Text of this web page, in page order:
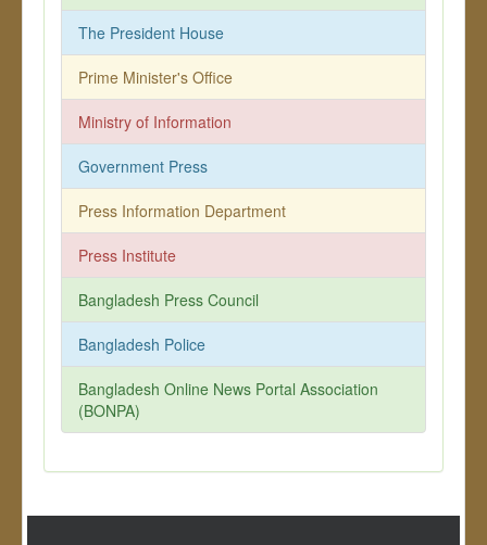
The President House
Prime Minister's Office
Ministry of Information
Government Press
Press Information Department
Press Institute
Bangladesh Press Council
Bangladesh Police
Bangladesh Online News Portal Association
(BONPA)